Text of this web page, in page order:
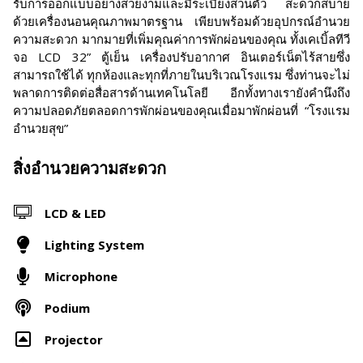
รับการออกแบบอย่างสวยงามและมีระเบียงส่วนตัว สะดวกสบาย
ด้วยเครื่องนอนคุณภาพมาตรฐาน เพียบพร้อมด้วยอุปกรณ์อำนวย
ความสะดวก มากมายที่เพิ่มคุณค่าการพักผ่อนของคุณ ทั้งเคเบิ้ลทีวี
จอ LCD 32” ตู้เย็น เครื่องปรับอากาศ อินเตอร์เน็ตไร้สายซึ่ง
สามารถใช้ได้ ทุกห้องและทุกที่ภายในบริเวณโรงแรม ซึ่งท่านจะไม่
พลาดการติดต่อสื่อสารด้านเทคโนโลยี อีกทั้งทางเรายังคำนึงถึง
ความปลอดภัยตลอดการพักผ่อนของคุณเมื่อมาพักผ่อนที่ “โรงแรม
อำนวยสุข”
สิ่งอำนวยความสะดวก
LCD & LED
Lighting System
Microphone
Podium
Projector